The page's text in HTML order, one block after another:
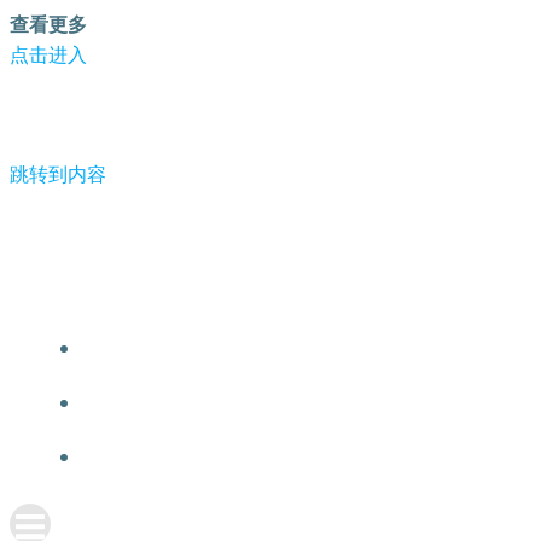
查看更多
点击进入
跳转到内容